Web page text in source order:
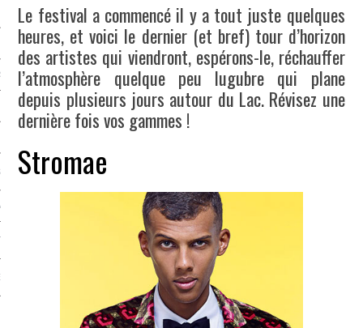
EN VOD
Le festival a commencé il y a tout juste quelques
heures, et voici le dernier (et bref) tour d’horizon
des artistes qui viendront, espérons-le, réchauffer
l’atmosphère quelque peu lugubre qui plane
depuis plusieurs jours autour du Lac. Révisez une
dernière fois vos gammes !
Stromae